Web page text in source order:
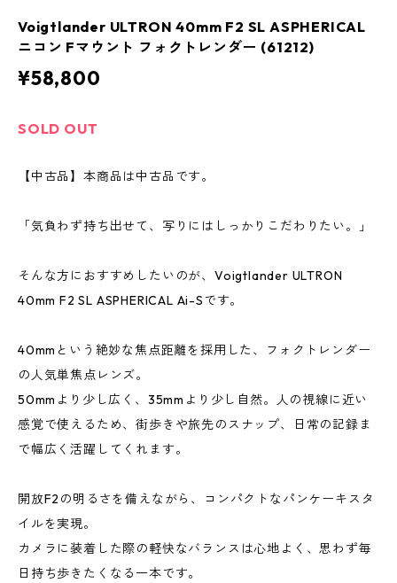
Voigtlander ULTRON 40mm F2 SL ASPHERICAL
ニコン Fマウント フォクトレンダー (61212)
¥58,800
SOLD OUT
【中古品】本商品は中古品です。
「気負わず持ち出せて、写りにはしっかりこだわりたい。」
そんな方におすすめしたいのが、Voigtlander ULTRON
40mm F2 SL ASPHERICAL Ai-Sです。
40mmという絶妙な焦点距離を採用した、フォクトレンダー
の人気単焦点レンズ。
50mmより少し広く、35mmより少し自然。人の視線に近い
感覚で使えるため、街歩きや旅先のスナップ、日常の記録ま
で幅広く活躍してくれます。
開放F2の明るさを備えながら、コンパクトなパンケーキスタ
イルを実現。
カメラに装着した際の軽快なバランスは心地よく、思わず毎
日持ち歩きたくなる一本です。